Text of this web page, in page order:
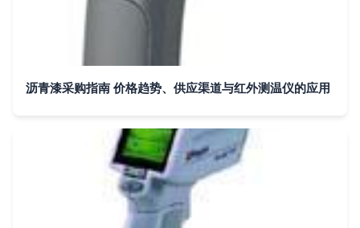
沥青漆采购指南 价格趋势、供应渠道与红外测温仪的应用